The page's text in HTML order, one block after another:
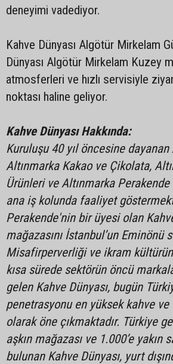
deneyimi vadediyor.
Kahve Dünyası Algötür Mirkelam
Dünyası Algötür Mirkelam Kuzey
atmosferleri ve hızlı servisiyle
noktası haline geliyor.
Kahve Dünyası Hakkında:
Kuruluşu 40 yıl öncesine dayanan
Altınmarka Kakao ve Çikolata,
Ürünleri ve Altınmarka
ana iş kolunda faaliyet
Perakende'nin bir üyesi olan
mağazasını İstanbul’un Eminönü
Misafirperverliği ve ikram
kısa sürede sektörün öncü
gelen Kahve Dünyası, bugün
penetrasyonu en yüksek kahve
olarak öne çıkmaktadır. Türkiye
aşkın mağazası ve 1.000’e yakın
bulunan Kahve Dünyası, yurt